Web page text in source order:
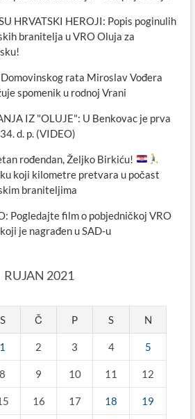
HRVATSKI HEROJI: Popis poginulih
branitelja u VRO Oluja za
rata Miroslav Vođera
spomenik u rodnoj Vrani
IZ "OLUJE": U Benkovac je prva
d. p. (VIDEO)
rođendan, Željko Birkiću!
koji kilometre pretvara u počast
braniteljima
Pogledajte film o pobjedničkoj VRO
je nagrađen u SAD-u
RUJAN 2021
S Č P S N
1 2 3 4 5
8 9 10 11 12
16 17 18 19